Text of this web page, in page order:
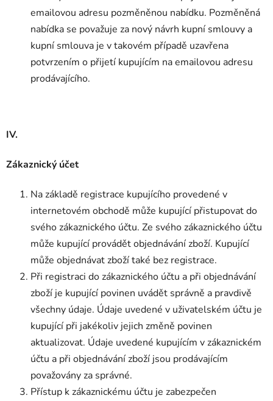
emailovou adresu pozměněnou nabídku. Pozměněná
nabídka se považuje za nový návrh kupní smlouvy a
kupní smlouva je v takovém případě uzavřena
potvrzením o přijetí kupujícím na emailovou adresu
prodávajícího.
IV.
Zákaznický účet
Na základě registrace kupujícího provedené v
internetovém obchodě může kupující přistupovat do
svého zákaznického účtu. Ze svého zákaznického účtu
může kupující provádět objednávání zboží. Kupující
může objednávat zboží také bez registrace.
Při registraci do zákaznického účtu a při objednávání
zboží je kupující povinen uvádět správně a pravdivě
všechny údaje. Údaje uvedené v uživatelském účtu je
kupující při jakékoliv jejich změně povinen
aktualizovat. Údaje uvedené kupujícím v zákaznickém
účtu a při objednávání zboží jsou prodávajícím
považovány za správné.
Přístup k zákaznickému účtu je zabezpečen